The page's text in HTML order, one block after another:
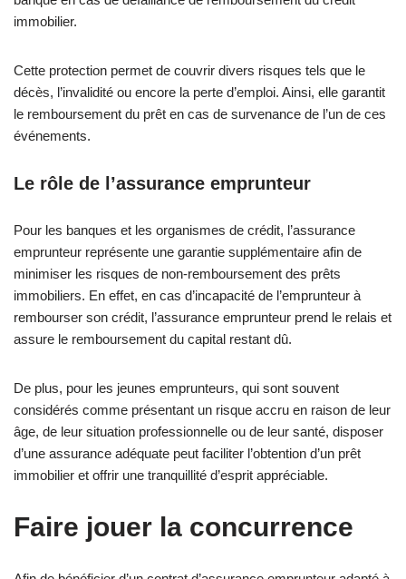
immobilier.
Cette protection permet de couvrir divers risques tels que le
décès, l’invalidité ou encore la perte d’emploi. Ainsi, elle garantit
le remboursement du prêt en cas de survenance de l’un de ces
événements.
Le rôle de l’assurance emprunteur
Pour les banques et les organismes de crédit, l’assurance
emprunteur représente une garantie supplémentaire afin de
minimiser les risques de non-remboursement des prêts
immobiliers. En effet, en cas d’incapacité de l’emprunteur à
rembourser son crédit, l’assurance emprunteur prend le relais et
assure le remboursement du capital restant dû.
De plus, pour les jeunes emprunteurs, qui sont souvent
considérés comme présentant un risque accru en raison de leur
âge, de leur situation professionnelle ou de leur santé, disposer
d’une assurance adéquate peut faciliter l’obtention d’un prêt
immobilier et offrir une tranquillité d’esprit appréciable.
Faire jouer la concurrence